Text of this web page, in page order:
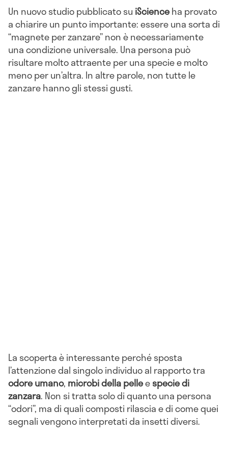
Un nuovo studio pubblicato su iScienceha provato
a chiarire un punto importante: essere una sorta di
“magnete per zanzare” non è necessariamente
una condizione universale. Una persona può
risultare molto attraente per una specie e molto
meno per un’altra. In altre parole, non tutte le
zanzare hanno gli stessi gusti.
La scoperta è interessante perché sposta
l’attenzione dal singolo individuo al rapporto tra
odore umano, microbi della pelleespecie di
zanzara. Non si tratta solo di quanto una persona
“odori”, ma di quali composti rilascia e di come quei
segnali vengono interpretati da insetti diversi.